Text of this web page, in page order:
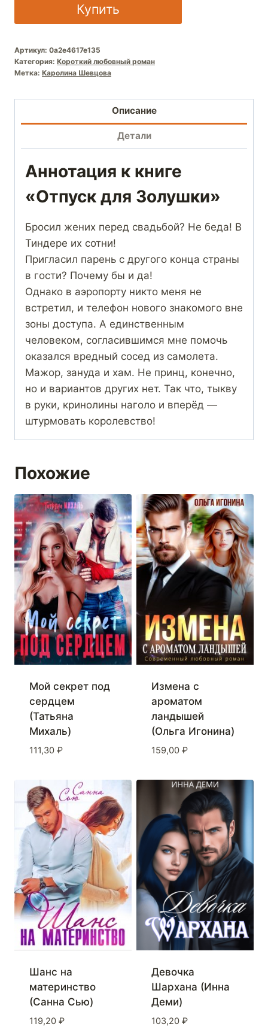
Купить
Артикул: 0a2e4617e135
Категория: Короткий любовный роман
Метка: Каролина Шевцова
Описание
Детали
Аннотация к книге
«Отпуск для Золушки»
Бросил жених перед свадьбой? Не беда! В
Тиндере их сотни!
Пригласил парень с другого конца страны
в гости? Почему бы и да!
Однако в аэропорту никто меня не
встретил, и телефон нового знакомого вне
зоны доступа. А единственным
человеком, согласившимся мне помочь
оказался вредный сосед из самолета.
Мажор, зануда и хам. Не принц, конечно,
но и вариантов других нет. Так что, тыкву
в руки, кринолины наголо и вперёд —
штурмовать королевство!
Похожие
Мой секрет под
сердцем
(Татьяна
Михаль)
111,30 ₽
Измена с
ароматом
ландышей
(Ольга Игонина)
159,00 ₽
Шанс на
материнство
(Санна Сью)
119,20 ₽
Девочка
Шархана (Инна
Деми)
103,20 ₽